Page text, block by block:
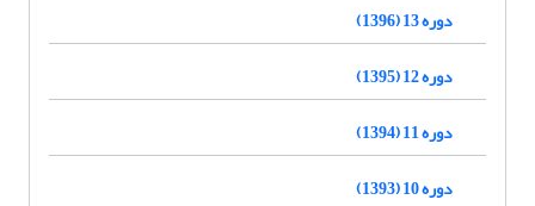
دوره 13 (1396)
دوره 12 (1395)
دوره 11 (1394)
دوره 10 (1393)